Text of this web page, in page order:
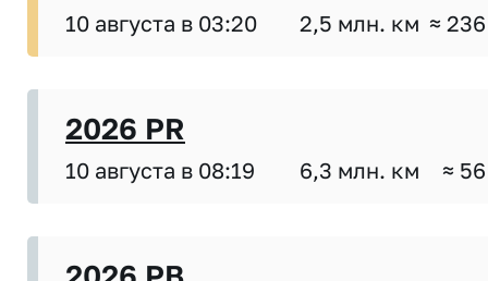
10 августа в 03:20 2,5 млн. км ≈
2026 PR
10 августа в 08:19 6,3 млн. км ≈